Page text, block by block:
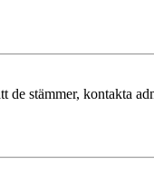
stämmer, kontakta